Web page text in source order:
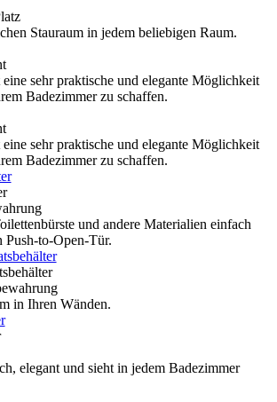
Stauraum in jedem beliebigen Raum.
sehr praktische und elegante Möglichkeit
Badezimmer zu schaffen.
sehr praktische und elegante Möglichkeit
Badezimmer zu schaffen.
und andere Materialien einfach
Push-to-Open-Tür.
in Ihren Wänden.
elegant und sieht in jedem Badezimmer